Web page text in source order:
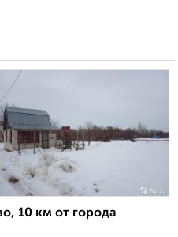
10 км от города